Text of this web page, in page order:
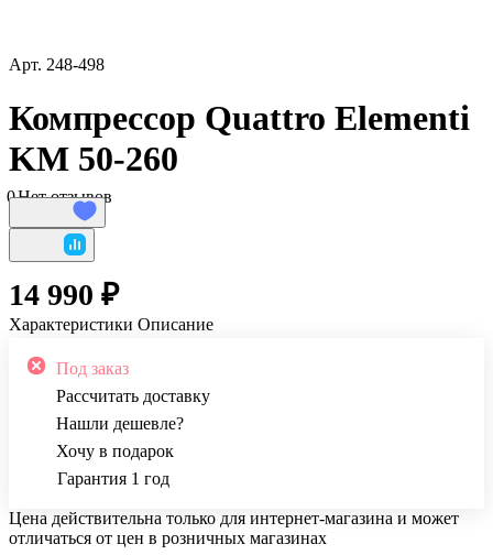
Арт. 248-498
Компрессор Quattro Elementi
KM 50-260
0Нет отзывов
14 990 ₽
Характеристики Описание
Под заказ
Рассчитать доставку
Нашли дешевле?
Хочу в подарок
Гарантия 1 год
Цена действительна только для интернет-магазина и может
отличаться от цен в розничных магазинах